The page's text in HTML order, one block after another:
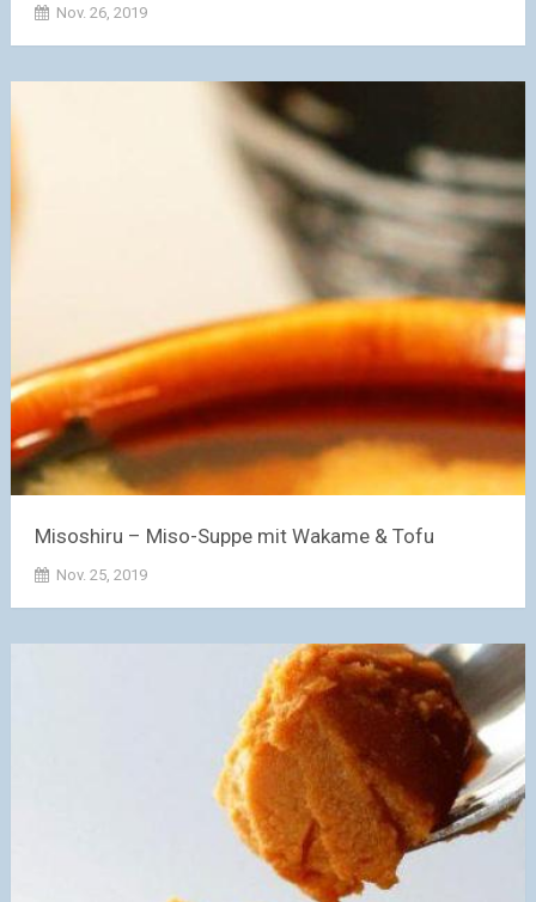
Nov. 26, 2019
Misoshiru – Miso-Suppe mit Wakame & Tofu
Nov. 25, 2019